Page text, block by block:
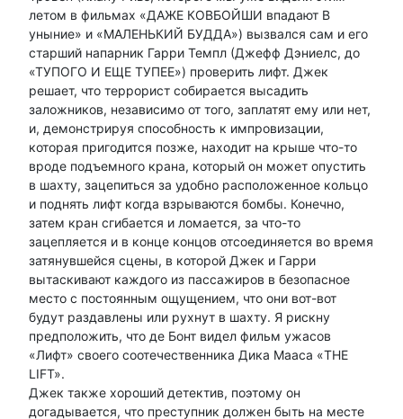
летом в фильмах «ДАЖЕ КОВБОЙШИ впадают В
уныние» и «МАЛЕНЬКИЙ БУДДА») вызвался сам и его
старший напарник Гарри Темпл (Джефф Дэниелс, до
«ТУПОГО И ЕЩЕ ТУПЕЕ») проверить лифт. Джек
решает, что террорист собирается высадить
заложников, независимо от того, заплатят ему или нет,
и, демонстрируя способность к импровизации,
которая пригодится позже, находит на крыше что-то
вроде подъемного крана, который он может опустить
в шахту, зацепиться за удобно расположенное кольцо
и поднять лифт когда взрываются бомбы. Конечно,
затем кран сгибается и ломается, за что-то
зацепляется и в конце концов отсоединяется во время
затянувшейся сцены, в которой Джек и Гарри
вытаскивают каждого из пассажиров в безопасное
место с постоянным ощущением, что они вот-вот
будут раздавлены или рухнут в шахту. Я рискну
предположить, что де Бонт видел фильм ужасов
«Лифт» своего соотечественника Дика Мааса «THE
LIFT».
Джек также хороший детектив, поэтому он
догадывается, что преступник должен быть на месте